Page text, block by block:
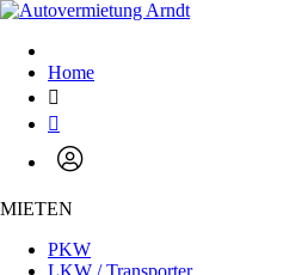
Home
MIETEN
PKW
LKW / Transporter